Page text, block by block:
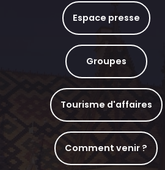
Espace presse
Groupes
Tourisme d'affaires
Comment venir ?